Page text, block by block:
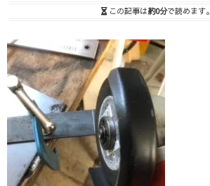
この記事は約0分で読めます。